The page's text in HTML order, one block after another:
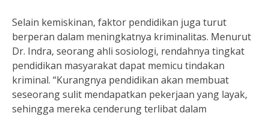
Selain kemiskinan, faktor pendidikan juga turut
berperan dalam meningkatnya kriminalitas. Menurut
Dr. Indra, seorang ahli sosiologi, rendahnya tingkat
pendidikan masyarakat dapat memicu tindakan
kriminal. “Kurangnya pendidikan akan membuat
seseorang sulit mendapatkan pekerjaan yang layak,
sehingga mereka cenderung terlibat dalam